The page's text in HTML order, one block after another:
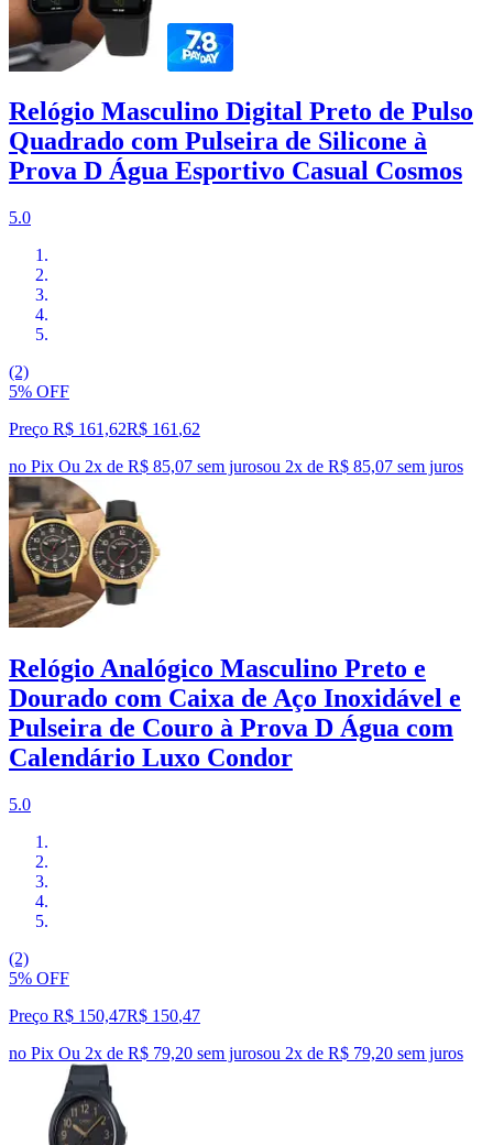
Relógio Masculino Digital Preto de Pulso
Quadrado com Pulseira de Silicone à
Prova D Água Esportivo Casual Cosmos
5.0
(2)
5% OFF
Preço R$ 161,62R$ 161 ,62
no Pix Ou 2x de R$ 85,07 sem jurosou 2x de R$ 85,07 sem juros
Relógio Analógico Masculino Preto e
Dourado com Caixa de Aço Inoxidável e
Pulseira de Couro à Prova D Água com
Calendário Luxo Condor
5.0
(2)
5% OFF
Preço R$ 150,47R$ 150,47
no Pix Ou 2x de R$ 79,20 sem jurosou 2x de R$ 79,20 sem juros